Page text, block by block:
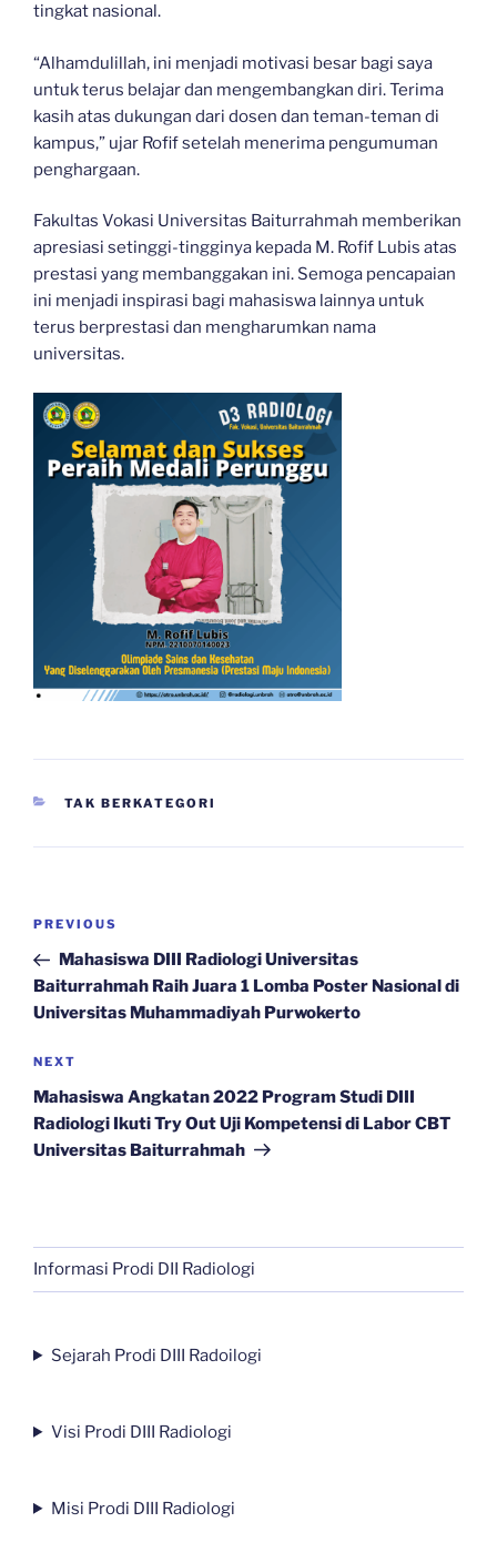
tingkat nasional.
“Alhamdulillah, ini menjadi motivasi besar bagi saya
untuk terus belajar dan mengembangkan diri. Terima
kasih atas dukungan dari dosen dan teman-teman di
kampus,” ujar Rofif setelah menerima pengumuman
penghargaan.
Fakultas Vokasi Universitas Baiturrahmah memberikan
apresiasi setinggi-tingginya kepada M. Rofif Lubis atas
prestasi yang membanggakan ini. Semoga pencapaian
ini menjadi inspirasi bagi mahasiswa lainnya untuk
terus berprestasi dan mengharumkan nama
universitas.
CATEGORIES
TAK BERKATEGORI
Navigasi
Previous
Post
PREVIOUS
Mahasiswa DIII Radiologi Universitas
Baiturrahmah Raih Juara 1 Lomba Poster Nasional di
Universitas Muhammadiyah Purwokerto
Next
Post
NEXT
Mahasiswa Angkatan 2022 Program Studi DIII
Radiologi Ikuti Try Out Uji Kompetensi di Labor CBT
Universitas Baiturrahmah
Informasi Prodi DII Radiologi
Sejarah Prodi DIII Radoilogi
Visi Prodi DIII Radiologi
Misi Prodi DIII Radiologi